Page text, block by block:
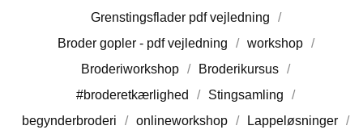
Grenstingsflader pdf vejledning
Broder gopler - pdf vejledning
workshop
Broderiworkshop
Broderikursus
#broderetkærlighed
Stingsamling
begynderbroderi
onlineworkshop
Lappeløsninger